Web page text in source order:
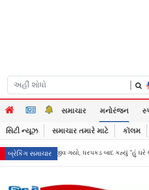
સમાચાર મનોરંજન
સિટી ન્યૂઝ સમાચાર તમારે માટે કૉલમ
બ્રેકિંગ સમાચાર
બાદ કહ્યું “હું ઘરે જઈ શકું?” ‘હું બાબા બાગેશ્વર